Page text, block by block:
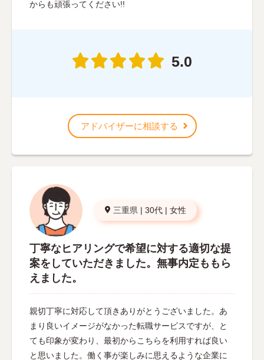
からも頑張ってください!!
5.0
アドバイザーに相談する
三重県 | 30代 | 女性
丁寧なヒアリングで希望に対する適切な提
案をしていただきました。無事内定ももら
えました。
親切丁寧に対応して頂きありがとうございました。あ
まり良いイメージがなかった転職サービスですが、と
ても印象が変わり、最初からこちらを利用すれば良い
と思いました。働く事が楽しみに思えるような企業に